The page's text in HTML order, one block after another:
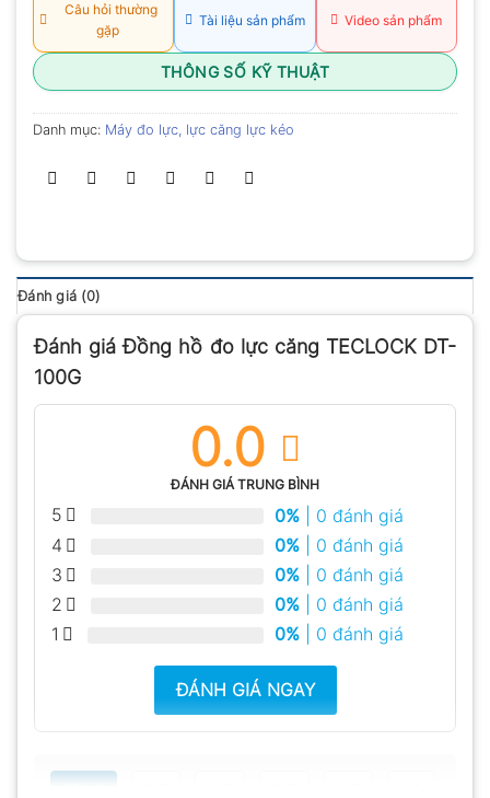
Câu hỏi thường
gặp
Tài liệu sản phẩm Video sản phẩm
THÔNG SỐ KỸ THUẬT
Danh mục: Máy đo lực, lực căng lực kéo
Đánh giá (0)
Đánh giá Đồng hồ đo lực căng TECLOCK DT-
100G
0.0
ĐÁNH GIÁ TRUNG BÌNH
5 0% | 0 đánh giá
4
0% | 0 đánh giá
3
0% | 0 đánh giá
2
0% | 0 đánh giá
1
0% | 0 đánh giá
ĐÁNH GIÁ NGAY